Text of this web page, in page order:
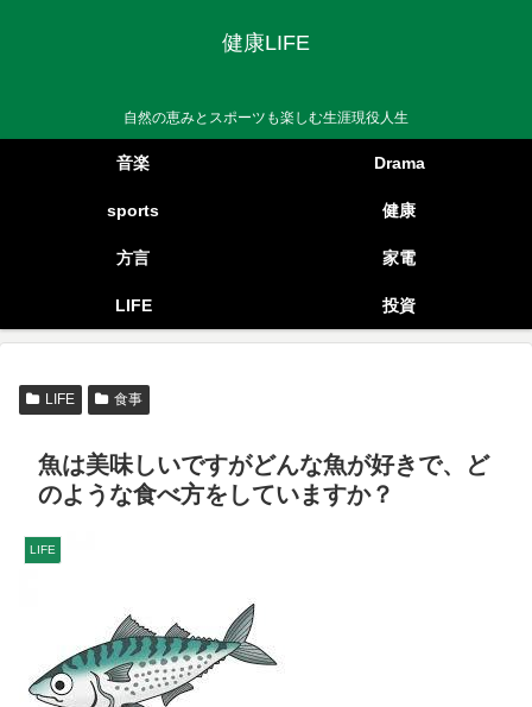
健康LIFE
自然の恵みとスポーツも楽しむ生涯現役人生
音楽 Drama
sports 健康
方言 家電
LIFE 投資
LIFE 食事
魚は美味しいですがどんな魚が好きで、ど
のような食べ方をしていますか？
LIFE